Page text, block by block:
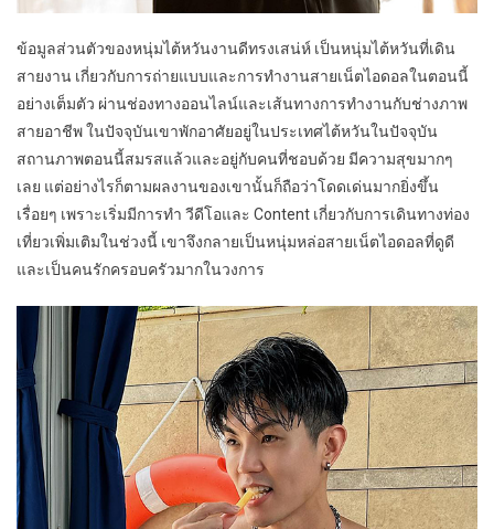
ข้อมูลส่วนตัวของหนุ่มไต้หวันงานดีทรงเสน่ห์ เป็นหนุ่มไต้หวันที่เดิน
สายงาน เกี่ยวกับการถ่ายแบบและการทำงานสายเน็ตไอดอลในตอนนี้
อย่างเต็มตัว ผ่านช่องทางออนไลน์และเส้นทางการทำงานกับช่างภาพ
สายอาชีพ ในปัจจุบันเขาพักอาศัยอยู่ในประเทศไต้หวันในปัจจุบัน
สถานภาพตอนนี้สมรสแล้วและอยู่กับคนที่ชอบด้วย มีความสุขมากๆ
เลย แต่อย่างไรก็ตามผลงานของเขานั้นก็ถือว่าโดดเด่นมากยิ่งขึ้น
เรื่อยๆ เพราะเริ่มมีการทำ วีดีโอและ Content เกี่ยวกับการเดินทางท่อง
เที่ยวเพิ่มเติมในช่วงนี้ เขาจึงกลายเป็นหนุ่มหล่อสายเน็ตไอดอลที่ดูดี
และเป็นคนรักครอบครัวมากในวงการ